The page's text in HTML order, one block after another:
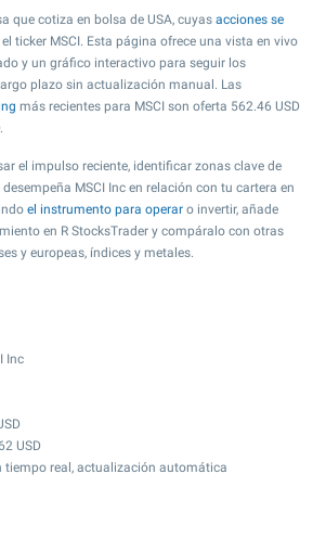
que cotiza en bolsa de USA, cuyas acciones se
el ticker MSCI. Esta página ofrece una vista en vivo
y un gráfico interactivo para seguir los
plazo sin actualización manual. Las
más recientes para MSCI son oferta 562.46 USD
el impulso reciente, identificar zonas clave de
MSCI Inc en relación con tu cartera en
el instrumento para operar o invertir, añade
en R StocksTrader y compáralo con otras
y europeas, índices y metales.
Inc
USD
tiempo real, actualización automática